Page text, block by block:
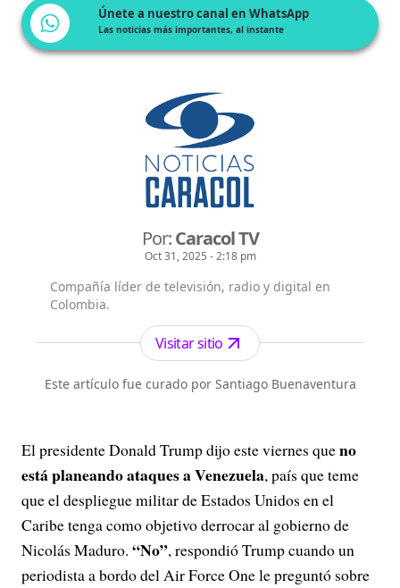
Únete a nuestro canal en WhatsApp
Las noticias más importantes, al instante
Por:Caracol TV
Oct 31, 2025 - 2:18 pm
Compañía líder de televisión, radio y digital en
Colombia.
Visitar sitio
Este artículo fue curado por Santiago Buenaventura
El presidente Donald Trump dijo este viernes queno
está planeando ataques a Venezuela, país que teme
que el despliegue militar de Estados Unidos en el
Caribe tenga como objetivo derrocar al gobierno de
Nicolás Maduro. “No”, respondió Trump cuando un
periodista a bordo del Air Force One le preguntó sobre